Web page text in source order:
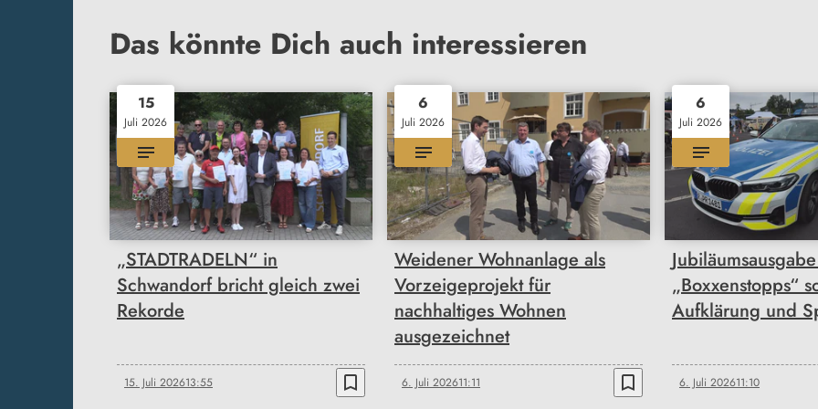
Das könnte Dich auch interessieren
15
Juli 2026
„STADTRADELN“ in
Schwandorf bricht gleich zwei
Rekorde
15. Juli 202613:55 bookmark_border
6
Juli 2026
Weidener Wohnanlage als
Vorzeigeprojekt für
nachhaltiges Wohnen
ausgezeichnet
6. Juli 202611:11 bookmark_border
6
Juli 2026
„Boxxenstopps“
Aufklärung und
6. Juli 202611:10